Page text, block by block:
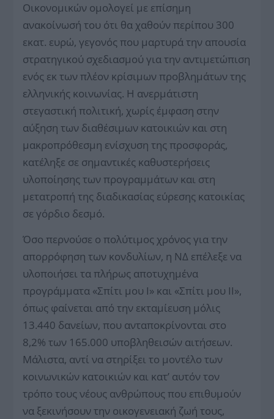
Οικονομικών ομολογεί με επίσημη
ανακοίνωσή του ότι θα χαθούν περίπου 300
εκατ. ευρώ, γεγονός που μαρτυρά την απουσία
στρατηγικού σχεδιασμού για την αντιμετώπιση
ενός εκ των πλέον κρίσιμων προβλημάτων της
ελληνικής κοινωνίας. Η ανερμάτιστη
στεγαστική πολιτική, χωρίς έμφαση στην
αύξηση των διαθέσιμων κατοικιών και στη
μακροπρόθεσμη ενίσχυση της προσφοράς,
κατέληξε σε σημαντικές καθυστερήσεις
υλοποίησης των προγραμμάτων και στη
μετατροπή της διαδικασίας εύρεσης κατοικίας
σε γόρδιο δεσμό.
Όσο περνούσε ο πολύτιμος χρόνος για την
απορρόφηση των κονδυλίων, η ΝΔ επέλεξε να
υλοποιήσει τα πλήρως αποτυχημένα
προγράμματα «Σπίτι μου Ι» και «Σπίτι μου ΙΙ»,
όπως φαίνεται από την εκταμίευση μόλις
13.440 δανείων, που ανταποκρίνονται στο
8,2% των 165.000 υποβληθεισών αιτήσεων.
Μάλιστα, αντί να στηρίξει το μοντέλο των
κοινωνικών κατοικιών και κατ’ αυτόν τον
τρόπο τους νέους ανθρώπους που επιθυμούν
να ξεκινήσουν την οικογενειακή ζωή τους,